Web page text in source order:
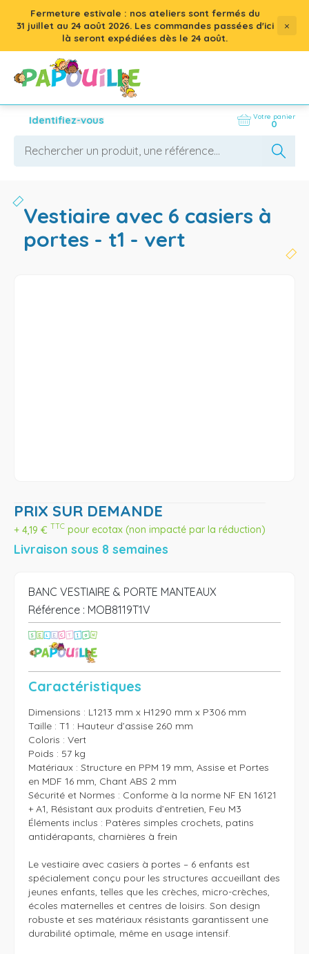
Fermeture estivale : nos ateliers sont fermés du
31 juillet au 24 août 2026. Les commandes passées d'ici
là seront expédiées dès le 24 août.
×
Identifiez-vous Votre panier
0
vestiaire avec 6 casiers à
portes - t1 - vert
PRIX SUR DEMANDE
+ 4,19 € TTC pour ecotax (non impacté par la réduction)
Livraison sous 8 semaines
BANC VESTIAIRE & PORTE MANTEAUX
Référence : MOB8119T1V
Caractéristiques
Dimensions : L1213 mm x H1290 mm x P306 mm
Taille : T1 : Hauteur d’assise 260 mm
Coloris : Vert
Poids : 57 kg
Matériaux : Structure en PPM 19 mm, Assise et Portes
en MDF 16 mm, Chant ABS 2 mm
Sécurité et Normes : Conforme à la norme NF EN 16121
+ A1, Résistant aux produits d’entretien, Feu M3
Éléments inclus : Patères simples crochets, patins
antidérapants, charnières à frein
Le vestiaire avec casiers à portes – 6 enfants est
spécialement conçu pour les structures accueillant des
jeunes enfants, telles que les crèches, micro-crèches,
écoles maternelles et centres de loisirs. Son design
robuste et ses matériaux résistants garantissent une
durabilité optimale, même en usage intensif.